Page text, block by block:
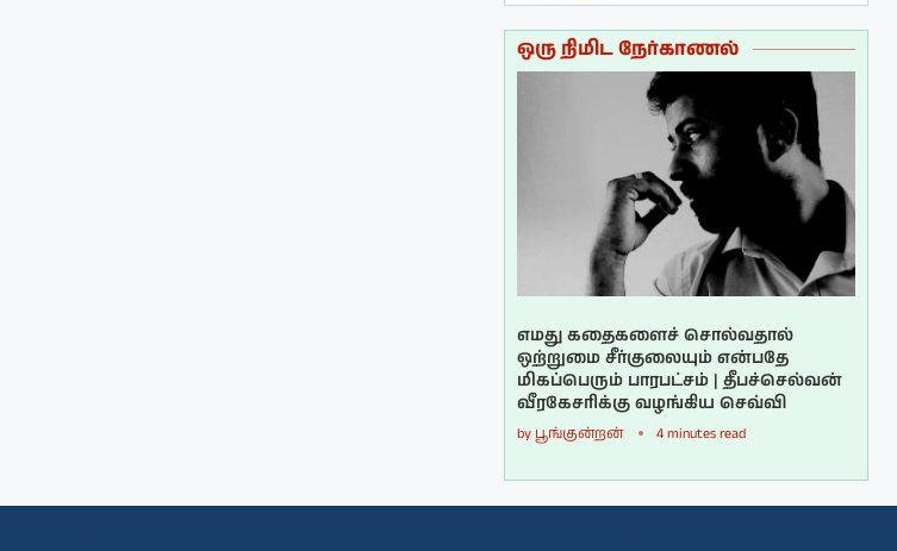
ஒரு நிமிட நேர்காணல்
எமது கதைகளைச் சொல்வதால்
ஒற்றுமை சீர்குலையும் என்பதே
மிகப்பெரும் பாரபட்சம் | தீபச்செல்வன்
வீரகேசரிக்கு வழங்கிய செவ்வி
by பூங்குன்றன் 4 minutes read